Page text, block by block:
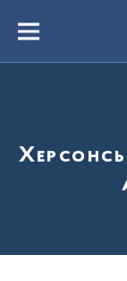
вмістуMenu